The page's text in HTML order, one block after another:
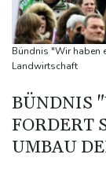
Myanmars Ex-
Thailand als
Nach
tot aufgefunden
Auto kommt
Bündnis "Wir haben
Landwirtschaft
BÜNDNIS
FORDERT
UMBAU